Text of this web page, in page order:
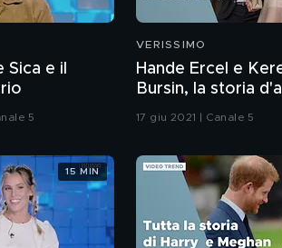
Sica e il
5
VERISSIMO
Hande Ercel e
Bursin, la storia
delle star di Love
17 giu 2021 | Canale 5
15 MIN